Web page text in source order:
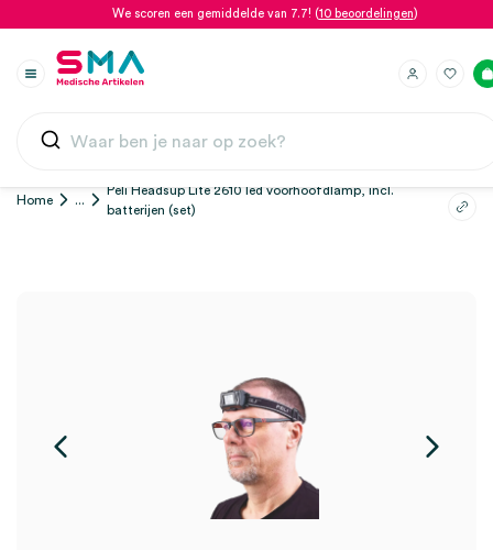
We scoren een gemiddelde van 7.7! (10 beoordelingen)
Home ...
Peli Headsup Lite 2610 led voorhoofdlamp, incl.
batterijen (set)